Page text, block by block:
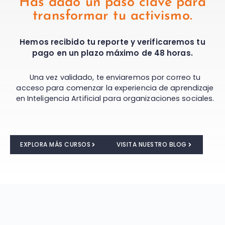
transformar tu activismo.
Hemos recibido tu reporte y verificaremos tu
pago en un plazo máximo de 48 horas.
Una vez validado, te enviaremos por correo tu
acceso para comenzar la experiencia de aprendizaje
en Inteligencia Artificial para organizaciones sociales.
VISITA NUESTRO BLOG
EXPLORA MÁS CURSOS